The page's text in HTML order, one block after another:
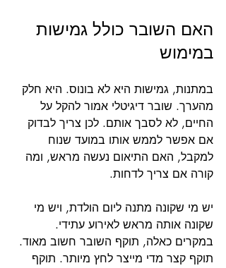
האם השובר כולל גמישות
במימוש
במתנות, גמישות היא לא בונוס. היא חלק
מהערך. שובר דיגיטלי אמור להקל על
החיים, לא לסבך אותם. לכן צריך לבדוק
אם אפשר לממש אותו במועד שנוח
למקבל, האם התיאום נעשה מראש, ומה
קורה אם צריך לדחות.
יש מי שקונה מתנה ליום הולדת, ויש מי
שקונה אותה מראש לאירוע עתידי.
במקרים כאלה, תוקף השובר חשוב מאוד.
תוקף קצר מדי מייצר לחץ מיותר. תוקף